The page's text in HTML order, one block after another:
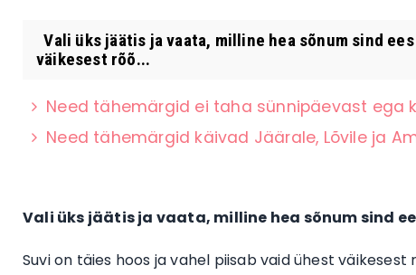
Vali üks jäätis ja vaata, milline hea sõnum sind
väikesest rõõ...
Need tähemärgid ei taha sünnipäevast ega
Need tähemärgid käivad Jäärale, Lõvile ja
Vali üks jäätis ja vaata, milline hea sõnum sind
Suvi on täies hoos ja vahel piisab vaid ühest